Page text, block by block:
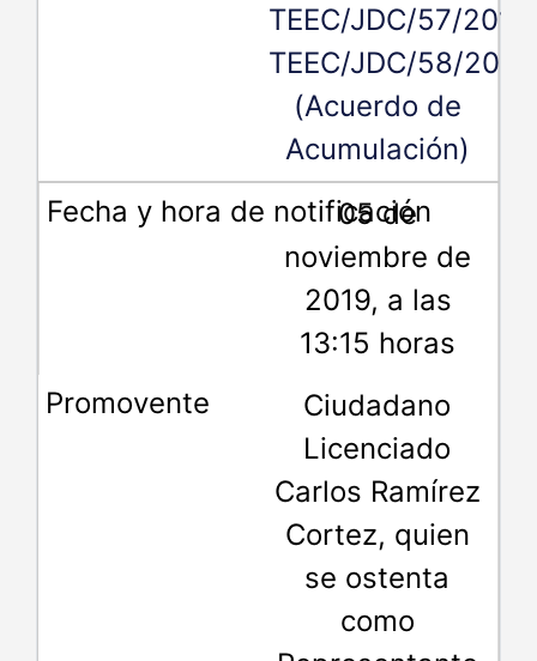
TEEC/JDC/57/2019,
TEEC/JDC/58/2019
(Acuerdo de
Acumulación)
05 de
noviembre de
2019, a las
13:15 horas
Ciudadano
Licenciado
Carlos Ramírez
Cortez, quien
se ostenta
como